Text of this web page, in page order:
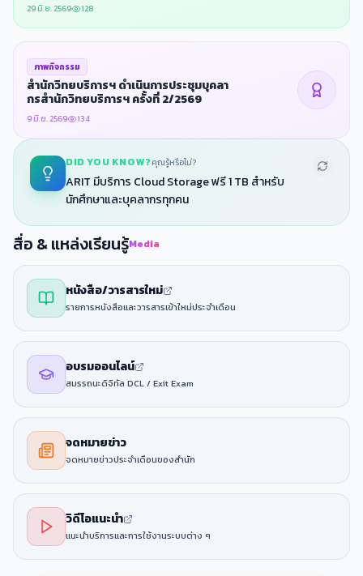
ราชภัฏเพื่อการพัฒนาท้องถิ่น ประจํา
ปีงบประมาณ พ.ศ.2569
29 มิ.ย. 2569 128
ภาพกิจกรรม
สํานักวิทยบริการฯ ดําเนินการประชุมบุคลา
กรสํานักวิทยบริการฯ ครั้งที่ 2/2569
9 มิ.ย. 2569 134
DID YOU KNOW?คุณรู้หรือไม่?
ARIT มีบริการ Cloud Storage ฟรี 1 TB สำหรับ
นักศึกษาและบุคลากรทุกคน
สื่อ & แหล่งเรียนรู้Media
หนังสือ/วารสารใหม่
รายการหนังสือและวารสารเข้าใหม่ประจำเดือน
อบรมออนไลน์
สมรรถนะดิจิทัล DCL / Exit Exam
จดหมายข่าว
จดหมายข่าวประจำเดือนของสำนัก
วิดีโอแนะนำ
แนะนำบริการและการใช้งานระบบต่าง ๆ